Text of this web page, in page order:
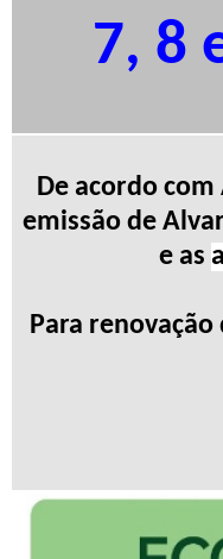
7, 8
De acordo
emissão de
e as
Para